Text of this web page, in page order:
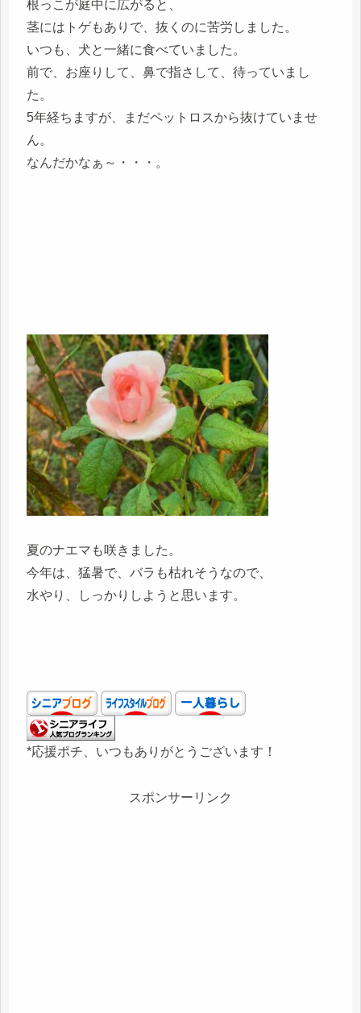
根っこが庭中に広がると、
茎にはトゲもありで、抜くのに苦労しました。
いつも、犬と一緒に食べていました。
前で、お座りして、鼻で指さして、待っていまし
た。
5年経ちますが、まだペットロスから抜けていませ
ん。
なんだかなぁ～・・・。
夏のナエマも咲きました。
今年は、猛暑で、バラも枯れそうなので、
水やり、しっかりしようと思います。
*応援ポチ、いつもありがとうございます！
スポンサーリンク